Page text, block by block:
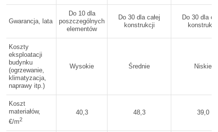
Gwarancja, lata
Do 10 dla
poszczególnych
elementów
Do 30 dla całej
konstrukcji
Do 30 dla
konstrukcji
Koszty
eksploatacji
budynku
(ogrzewanie,
klimatyzacja,
naprawy itp.)
Wysokie Średnie Niskie
Koszt
materiałów,
€/m2
40,3 48,3 39,0